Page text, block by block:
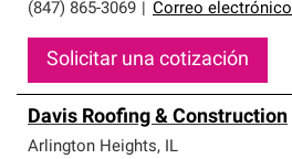
(847) 865-3069 Correo electrónico
Solicitar una cotización
Davis Roofing & Construction
Arlington Heights, IL